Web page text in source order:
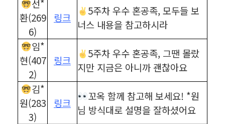
선*
환(269
6)
링크
5주차 우수 혼공족, 모두들 보
너스 내용을 참고하시라
임*
현(407
2)
링크
5주차 우수 혼공족, 그땐 몰랐
지만 지금은 아니까 괜찮아요
김*
원(283
3)
링크
꼬옥 함께 참고해 보세요! *원
님 방식대로 설명을 잘하셨어요